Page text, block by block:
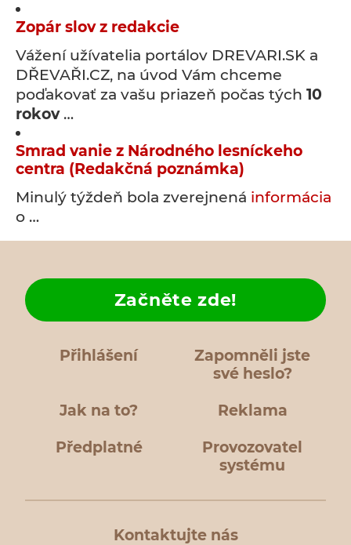
Zopár slov z redakcie
Vážení užívatelia portálov DREVARI.SK a
DŘEVAŘI.CZ, na úvod Vám chceme
poďakovať za vašu priazeň počas tých 10
rokov…
Smrad vanie z Národného lesníckeho
centra (Redakčná poznámka)
Minulý týždeň bola zverejnená informácia
o …
Přihlášení
Zapomněli jste
své heslo?
Jak na to?
Začněte zde!
Reklama
Předplatné
Provozovatel
systému
Kontaktujte nás